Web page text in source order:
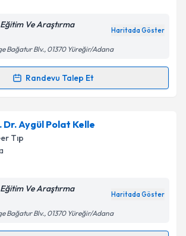
verilerimin işlenmesine ilişkinAydınlatma
'ni okudum ve kişisel verilerimin belirtilen
işlenmesini kabul ediyorum.
Takvim Talebini Gönder
Ve Araştırma
Haritada Göster
Bağatur Blv., 01370 Yüreğir/Adana
Randevu Talep Et
Takvimi Talebi
İnaniçin randevu takvimi talebi
bu uzmandan randevu almanız için bir
e-posta ile bilgilendireceğiz.
verilerimin işlenmesine ilişkinAydınlatma
Dr. Aygül Polat Kelle
Tıp
Ve Araştırma
Haritada Göster
Bağatur Blv., 01370 Yüreğir/Adana